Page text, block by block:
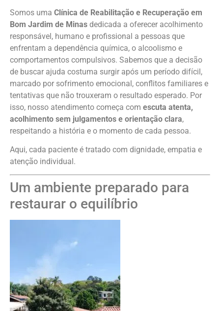
Somos uma Clínica de Reabilitação e Recuperação em
Bom Jardim de Minas dedicada a oferecer acolhimento
responsável, humano e profissional a pessoas que
enfrentam a dependência química, o alcoolismo e
comportamentos compulsivos. Sabemos que a decisão
de buscar ajuda costuma surgir após um período difícil,
marcado por sofrimento emocional, conflitos familiares e
tentativas que não trouxeram o resultado esperado. Por
isso, nosso atendimento começa com escuta atenta,
acolhimento sem julgamentos e orientação clara,
respeitando a história e o momento de cada pessoa.
Aqui, cada paciente é tratado com dignidade, empatia e
atenção individual.
Um ambiente preparado para
restaurar o equilíbrio